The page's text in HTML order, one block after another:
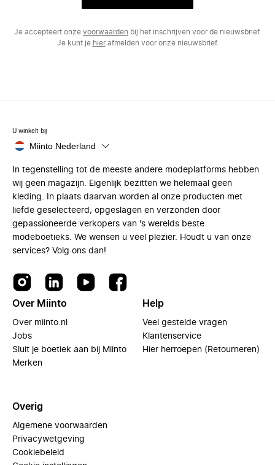
Je accepteert onze voorwaarden bij het inschrijven voor de nieuwsbrief.
Je kunt je hierafmelden voor onze nieuwsbrief.
U winkelt bij
Miinto Nederland
In tegenstelling tot de meeste andere modeplatforms hebben
wij geen magazijn. Eigenlijk bezitten we helemaal geen
kleding. In plaats daarvan worden al onze producten met
liefde geselecteerd, opgeslagen en verzonden door
gepassioneerde verkopers van 's werelds beste
modeboetieks. We wensen u veel plezier. Houdt u van onze
services? Volg ons dan!
Over Miinto
Over miinto.nl
Jobs
Sluit je boetiek aan bij Miinto
Merken
Help
Veel gestelde vragen
Klantenservice
Hier herroepen (Retourneren)
Overig
Algemene voorwaarden
Privacywetgeving
Cookiebeleid